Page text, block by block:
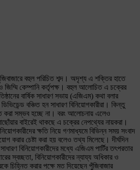
বহুল পরিচিত শব্দ। অদৃশ্য এ শক্তির হাতে
কেম্পানি কর্তৃপক্ষ। বহুল আলোচিত এ চক্রের
বার্ষিক সাধারণ সভায় (এজিএম) কথা বলার
বঞ্চিত হন সাধারণ বিনিয়োগকারীরা। কিন্তু
করা সম্ভব হচ্ছে না। বরং আলোচনায় এলেও
বাইরেই থাকছে এ চক্রের নেপথ্যের নায়করা।
ক্ষতি নিয়ে গণমাধ্যমে বিভিন্ন সময় সংবাদ
করার চেষ্টা করা হয় বলেও তথ্য মিলেছে। দীর্ঘদিন
বিনিয়োগকারীদের মধ্যে এজিএম পার্টির তৎপরতার
স্বচ্ছতা, বিনিয়োগকারীদের ন্যায্য অধিকার ও
চিহ্নিত করার পক্ষে মত দিয়েছেন পুঁজিবাজার